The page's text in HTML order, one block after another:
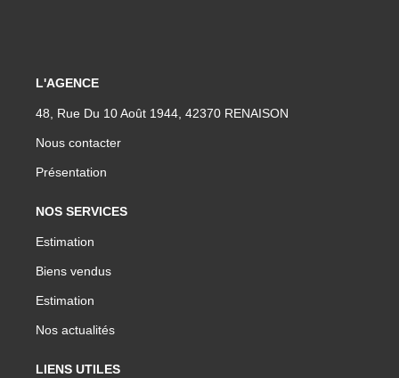
L'AGENCE
48, Rue Du 10 Août 1944, 42370 RENAISON
Nous contacter
Présentation
NOS SERVICES
Estimation
Biens vendus
Estimation
Nos actualités
LIENS UTILES